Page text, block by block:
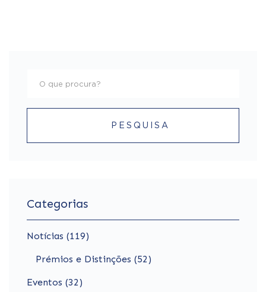
PESQUISA
Categorias
Notícias (119)
Prémios e Distinções (52)
Eventos (32)